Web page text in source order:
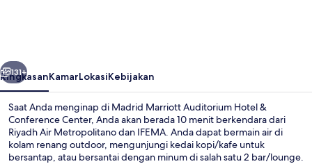
Conference
Center
Berikutnya
131+
RingkasanKamarLokasiKebijakan
Saat Anda menginap di Madrid Marriott Auditorium Hotel &
Conference Center, Anda akan berada 10 menit berkendara dari
Riyadh Air Metropolitano dan IFEMA. Anda dapat bermain air di
kolam renang outdoor, mengunjungi kedai kopi/kafe untuk
bersantap, atau bersantai dengan minum di salah satu 2 bar/lounge.